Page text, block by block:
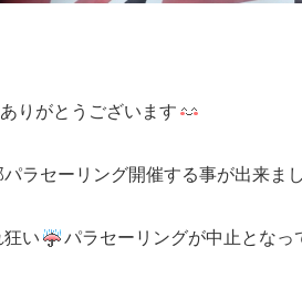
りがとうございます
ラセーリング開催する事が出来まし
い パラセーリングが中止となっ